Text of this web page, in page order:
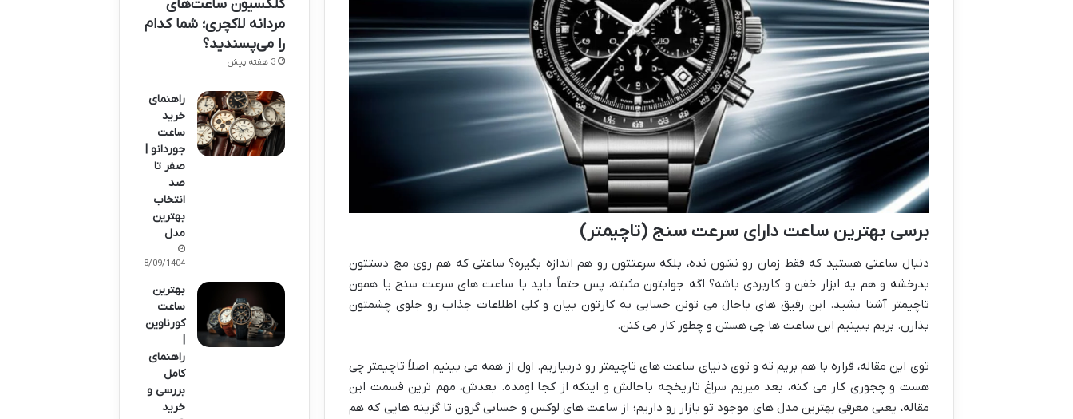
برسی بهترین ساعت دارای سرعت سنج (تاچیمتر)
دنبال ساعتی هستید که فقط زمان رو نشون نده، بلکه سرعتتون رو هم اندازه بگیره؟ ساعتی که هم روی مچ دستتون
بدرخشه و هم یه ابزار خفن و کاربردی باشه؟ اگه جوابتون مثبته، پس حتماً باید با ساعت های سرعت سنج یا همون
تاچیمتر آشنا بشید. این رفیق های باحال می تونن حسابی به کارتون بیان و کلی اطلاعات جذاب رو جلوی چشمتون
بذارن. بریم ببینیم این ساعت ها چی هستن و چطور کار می کنن.
توی این مقاله، قراره با هم بریم ته و توی دنیای ساعت های تاچیمتر رو دربیاریم. اول از همه می بینیم اصلاً تاچیمتر چی
هست و چجوری کار می کنه، بعد میریم سراغ تاریخچه باحالش و اینکه از کجا اومده. بعدش، مهم ترین قسمت این
مقاله، یعنی معرفی بهترین مدل های موجود تو بازار رو داریم؛ از ساعت های لوکس و حسابی گرون تا گزینه هایی که هم
کلکسیون ساعت‌های
مردانه لاکچری؛ شما کدام
را می‌پسندید؟
3 هفته پیش
راهنمای
خرید
ساعت
جوردانو |
صفر تا
صد
انتخاب
بهترین
مدل
18/09/1404
بهترین
ساعت
کورناوین
|
راهنمای
کامل
بررسی و
خرید